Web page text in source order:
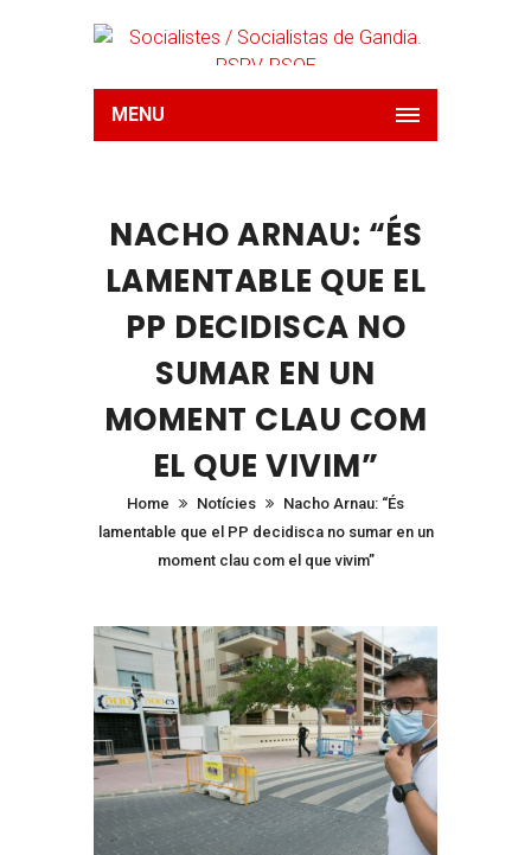
MENU
NACHO ARNAU: “ÉS
LAMENTABLE QUE EL
PP DECIDISCA NO
SUMAR EN UN
MOMENT CLAU COM
EL QUE VIVIM”
Home Notícies
Nacho Arnau: “És
lamentable que el PP decidisca no sumar en un
moment clau com el que vivim”